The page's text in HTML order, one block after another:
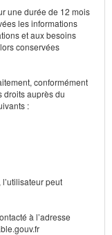
une durée de 12 mois
les informations
et aux besoins
conservées
conformément
droits auprès du
:
peut
à l’adresse